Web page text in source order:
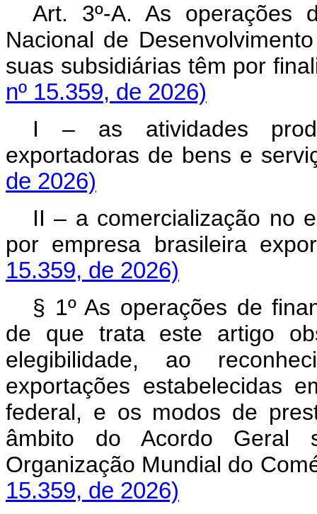
Art. 3º-A. As operações
Nacional de
suas subsidiárias têm por
nº 15.359, de 2026)
I – as atividades
exportadoras de bens e
de 2026)
II – a comercialização no
por empresa brasileira
15.359, de 2026)
§ 1º As operações de
de que trata este artigo
elegibilidade, ao
exportações estabelecidas
federal, e os modos de
âmbito do Acordo Geral
Organização Mundial do
15.359, de 2026)